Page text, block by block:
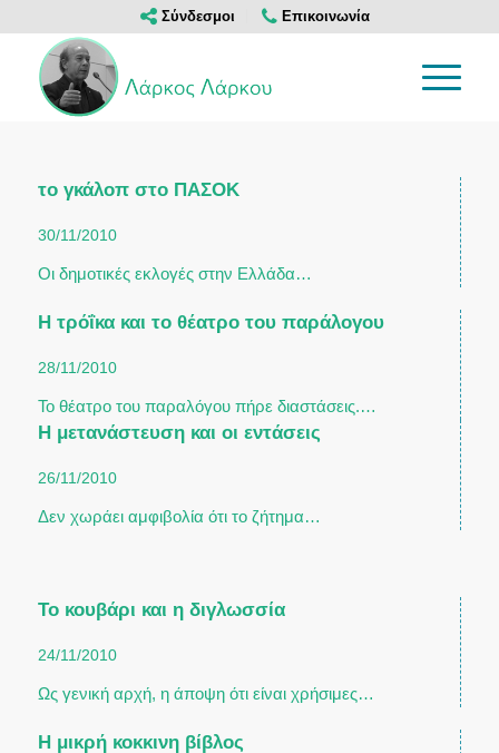
Σύνδεσμοι Επικοινωνία
το γκάλοπ στο ΠΑΣΟΚ
30/11/2010
Οι δημοτικές εκλογές στην Ελλάδα…
Η τρόΐκα και το θέατρο του παράλογου
28/11/2010
Το θέατρο του παραλόγου πήρε διαστάσεις.…
Η μετανάστευση και οι εντάσεις
26/11/2010
Δεν χωράει αμφιβολία ότι το ζήτημα…
Το κουβάρι και η διγλωσσία
24/11/2010
Ως γενική αρχή, η άποψη ότι είναι χρήσιμες…
Η μικρή κοκκινη βίβλος